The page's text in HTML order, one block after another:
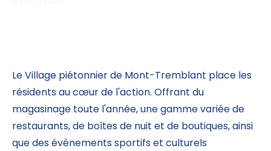
Le Village piétonnier de Mont-Tremblant place les
résidents au cœur de l'action. Offrant du
magasinage toute l'année, une gamme variée de
restaurants, de boîtes de nuit et de boutiques, ainsi
que des événements sportifs et culturels